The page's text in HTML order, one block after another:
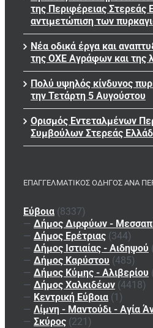
της Περιφέρειας Στερεάς
αντιμετώπιση των
Νέα οδικά έργα και
της ΟΧΕ Αγράφων και της
Πολύ υψηλός κίνδυνος
την Τετάρτη 5 Αυγούστου
Ορισμός Εντεταλμένων
Συμβούλων Στερεάς
ΕΠΑΓΓΕΛΜΑΤΙΚΌΣ ΟΔΗΓΌΣ ΑΝΆ
Εύβοια (8337)
— Δήμος Διρφύων -
— Δήμος Ερέτριας (344)
— Δήμος Ιστιαίας - Αιδηψού
— Δήμος Καρύστου (485)
— Δήμος Κύμης - Αλιβερίου
— Δήμος Χαλκιδέων (4418)
— Κεντρική Εύβοια (1)
— Λίμνη - Μαντούδι - Αγία
— Σκύρος (221)